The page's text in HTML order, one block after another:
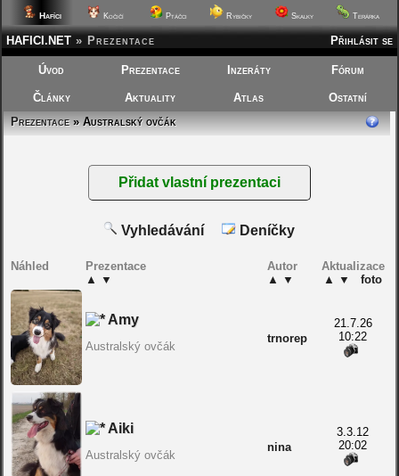
Hafíci Kočičí Ptáčci Rybičky Skalky Terárka
Přihlásit se
HAFICI.NET » Prezentace
Úvod Prezentace Inzeráty Fórum
Články Aktuality Atlas
Ostatní
Prezentace» Australský ovčák
Vyhledávání Deníčky
Náhled
Prezentace
▲ ▼
Autor
▲ ▼
Aktualizace
▲ ▼ foto
Amy
Australský ovčák
trnorep
21.7.26
10:22
Aiki
Australský ovčák
nina
3.3.12
20:02